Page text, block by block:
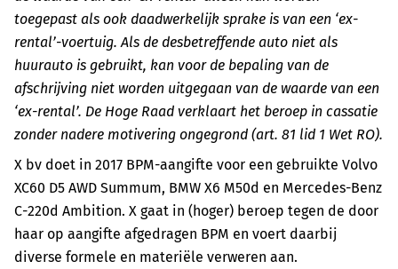
toegepast als ook daadwerkelijk sprake is van een ‘ex-
rental’-voertuig. Als de desbetreffende auto niet als
huurauto is gebruikt, kan voor de bepaling van de
afschrijving niet worden uitgegaan van de waarde van een
‘ex-rental’. De Hoge Raad verklaart het beroep in cassatie
zonder nadere motivering ongegrond (art. 81 lid 1 Wet RO).
X bv doet in 2017 BPM-aangifte voor een gebruikte Volvo
XC60 D5 AWD Summum, BMW X6 M50d en Mercedes-Benz
C-220d Ambition. X gaat in (hoger) beroep tegen de door
haar op aangifte afgedragen BPM en voert daarbij
diverse formele en materiële verweren aan.